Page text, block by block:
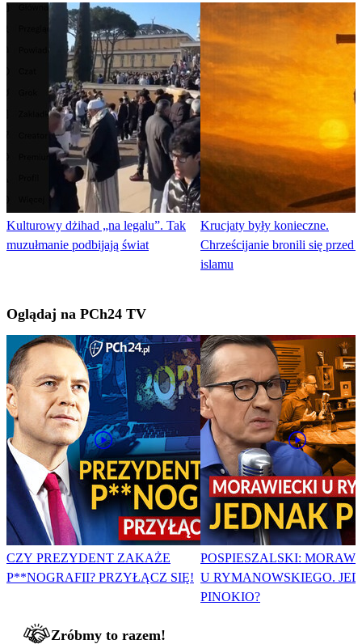
Kulturowy dżihad „na legalu”. Tak
muzułmanie podbijają świat
Krucjaty były konieczne.
Chrześcijanie bronili się przed
islamu
Oglądaj na PCh24 TV
CZY PREZYDENT ZAKAŻE
P**NOGRAFII? PRZYŁĄCZ SIĘ!
POSPIESZALSKI:
U RYMANOWSKIEGO.
PINOKIO?
Zróbmy to razem!